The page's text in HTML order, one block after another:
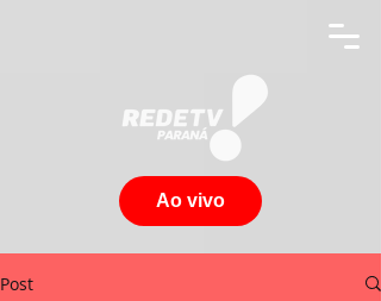
Ao vivo
Post